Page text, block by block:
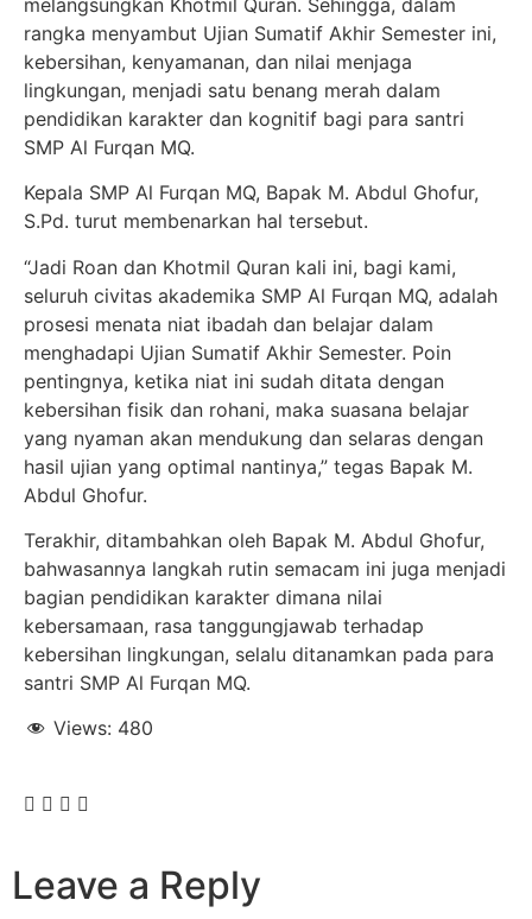
rangka menyambut Ujian Sumatif Akhir Semester ini,
kebersihan, kenyamanan, dan nilai menjaga
lingkungan, menjadi satu benang merah dalam
pendidikan karakter dan kognitif bagi para santri
SMP Al Furqan MQ.
Kepala SMP Al Furqan MQ, Bapak M. Abdul Ghofur,
S.Pd. turut membenarkan hal tersebut.
“Jadi Roan dan Khotmil Quran kali ini, bagi kami,
seluruh civitas akademika SMP Al Furqan MQ, adalah
prosesi menata niat ibadah dan belajar dalam
menghadapi Ujian Sumatif Akhir Semester. Poin
pentingnya, ketika niat ini sudah ditata dengan
kebersihan fisik dan rohani, maka suasana belajar
yang nyaman akan mendukung dan selaras dengan
hasil ujian yang optimal nantinya,” tegas Bapak M.
Abdul Ghofur.
Terakhir, ditambahkan oleh Bapak M. Abdul Ghofur,
bahwasannya langkah rutin semacam ini juga menjadi
bagian pendidikan karakter dimana nilai
kebersamaan, rasa tanggungjawab terhadap
kebersihan lingkungan, selalu ditanamkan pada para
santri SMP Al Furqan MQ.
Views: 480
Leave a Reply